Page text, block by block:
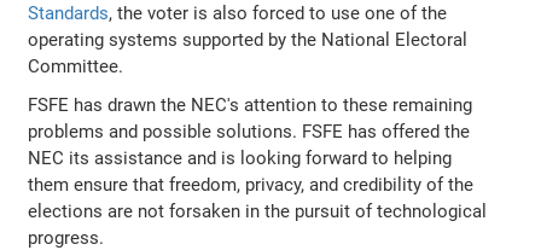
Standards, the voter is also forced to use one of the
operating systems supported by the National Electoral
Committee.
FSFE has drawn the NEC's attention to these remaining
problems and possible solutions. FSFE has offered the
NEC its assistance and is looking forward to helping
them ensure that freedom, privacy, and credibility of the
elections are not forsaken in the pursuit of technological
progress.